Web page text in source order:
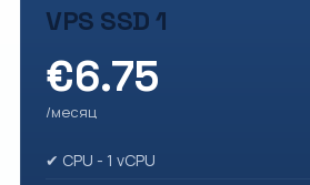
VPS SSD 1
€6.75
/месяц
✔ CPU - 1 vCPU